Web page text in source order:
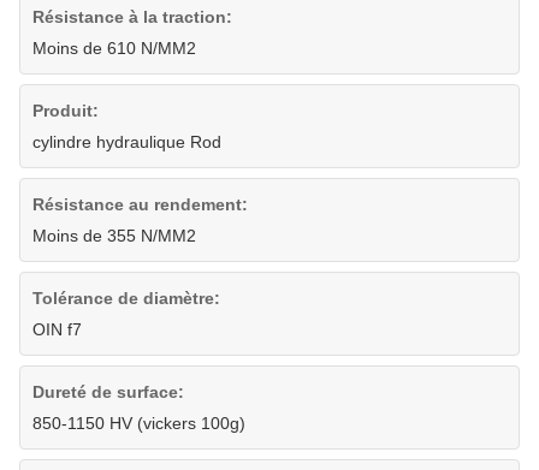
Résistance à la traction:
Moins de 610 N/MM2
Produit:
cylindre hydraulique Rod
Résistance au rendement:
Moins de 355 N/MM2
Tolérance de diamètre:
OIN f7
Dureté de surface:
850-1150 HV (vickers 100g)